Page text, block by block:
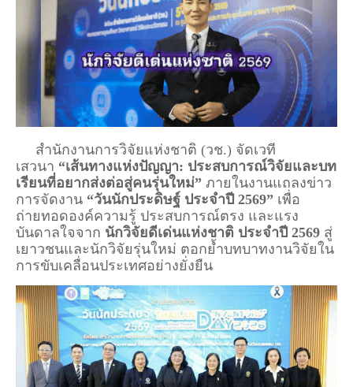
สำนักงานการวิจัยแห่งชาติ (วช.) จัดเวที
เสวนา “เส้นทางแห่งปัญญา: ประสบการณ์วิจัยและบท
เรียนที่อยากส่งต่อสู่คนรุ่นใหม่” ภายในงานแถลงข่าว
การจัดงาน “วันนักประดิษฐ์ ประจำปี 2569” เพื่อ
ถ่ายทอดองค์ความรู้ ประสบการณ์ตรง และแรง
บันดาลใจจาก นักวิจัยดีเด่นแห่งชาติ ประจำปี 2569 สู่
เยาวชนและนักวิจัยรุ่นใหม่ ตอกย้ำบทบาทงานวิจัยใน
การขับเคลื่อนประเทศอย่างยั่งยืน